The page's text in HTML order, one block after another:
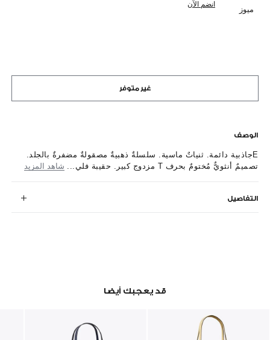
ميوز
انضم الآن
غير متوفر
الوصف
Eجاذبية دائمة. ثنياتٌ ماسية. سلسلةٌ ذهبيةٌ مصقولةٌ مضفرةٌ بالجلد.
تصميمٌ أنثويٌّ مُختومٌ بحرف T مزدوج كبير. حقيبة فلي...
شاهد المزيد
التفاصيل
قد يعجبك أيضا